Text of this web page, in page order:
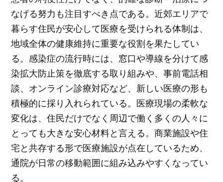
なげる努力も注目すべき点である。近郊エリアで
暮らす住民が安心して医療を受けられる体制は、
地域全体の健康維持に重要な役割を果たしてい
る。感染症の流行時には、窓口や導線を分けて感
染拡大防止策を徹底する取り組みや、事前電話相
談、オンライン診療対応など、新しい医療の形も
積極的に採り入れられている。医療現場の柔軟な
変化は、住民だけでなく周辺で働く多くの人々に
とっても大きな安心材料と言える。商業施設や住
宅と共存する形で医療施設が点在しているため、
通院が日常の移動範囲に組み込みやすくなってい
る。